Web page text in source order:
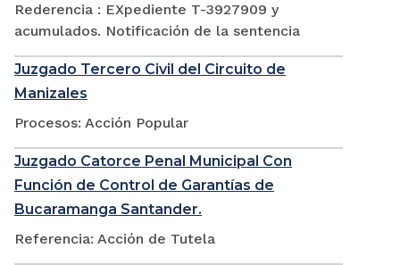
Rederencia : EXpediente T-3927909 y
acumulados. Notificación de la sentencia
Juzgado Tercero Civil del Circuito de
Manizales
Procesos: Acción Popular
Juzgado Catorce Penal Municipal Con
Función de Control de Garantías de
Bucaramanga Santander.
Referencia: Acción de Tutela